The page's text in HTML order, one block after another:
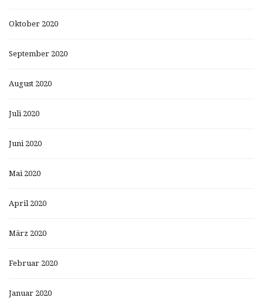
Oktober 2020
September 2020
August 2020
Juli 2020
Juni 2020
Mai 2020
April 2020
März 2020
Februar 2020
Januar 2020